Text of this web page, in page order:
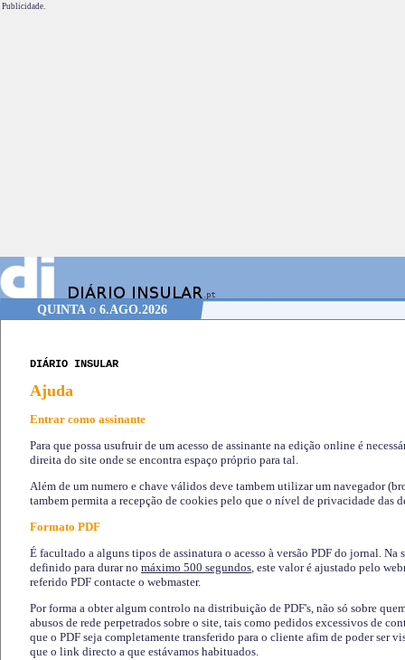
Publicidade.
QUINTAo 6.AGO.2026
DIÁRIO INSULAR
Ajuda
Entrar como assinante
Para que possa usufruir de um acesso de assinante na edição online é
direita do site onde se encontra espaço próprio para tal.
Além de um numero e chave válidos deve tambem utilizar um navegador
tambem permita a recepção de cookies pelo que o nível de privacidade das
Formato PDF
É facultado a alguns tipos de assinatura o acesso à versão PDF do jornal. Na
definido para durar no máximo 500 segundos, este valor é ajustado pelo
referido PDF contacte o webmaster.
Por forma a obter algum controlo na distribuição de PDF's, não só sobre
abusos de rede perpetrados sobre o site, tais como pedidos excessivos de
que o PDF seja completamente transferido para o cliente afim de poder ser
que o link directo a que estávamos habituados.